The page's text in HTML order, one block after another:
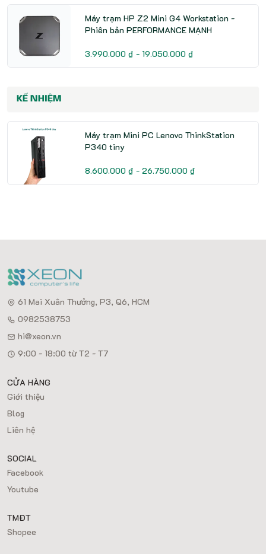
Máy trạm HP Z2 Mini G4 Workstation -
Phiên bản PERFORMANCE MẠNH
3.990.000 ₫ - 19.050.000 ₫
KẾ NHIỆM
Máy trạm Mini PC Lenovo ThinkStation
P340 tiny
8.600.000 ₫ - 26.750.000 ₫
61 Mai Xuân Thưởng, P3, Q6, HCM
0982538753
hi@xeon.vn
9:00 - 18:00 từ T2 - T7
CỬA HÀNG
Giới thiệu
Blog
Liên hệ
SOCIAL
Facebook
Youtube
TMĐT
Shopee